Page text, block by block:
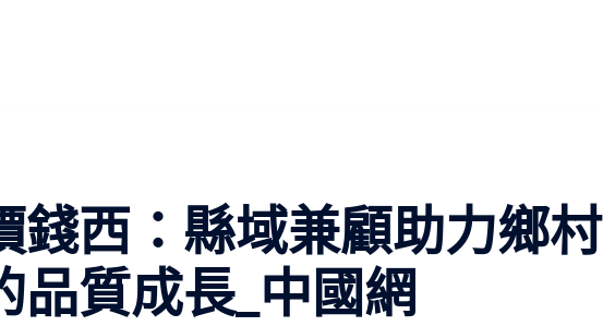
錢西：縣域兼顧助力鄉村
品質成長_中國網